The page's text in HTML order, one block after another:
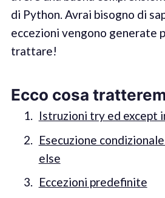
di Python. Avrai bisogno di
eccezioni vengono generate
trattare!
Ecco cosa
Istruzioni try ed except
Esecuzione
else
Eccezioni predefinite